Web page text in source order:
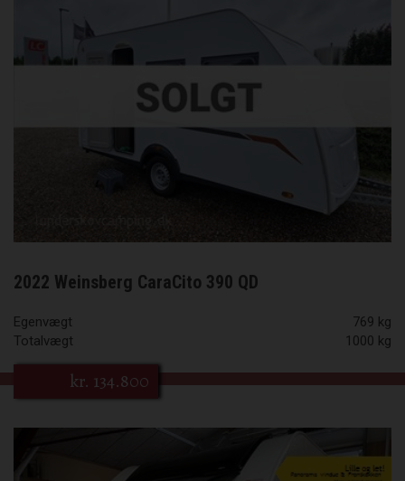
2022 Weinsberg CaraCito 390 QD
Egenvægt
769 kg
Totalvægt
1000 kg
kr. 134.800